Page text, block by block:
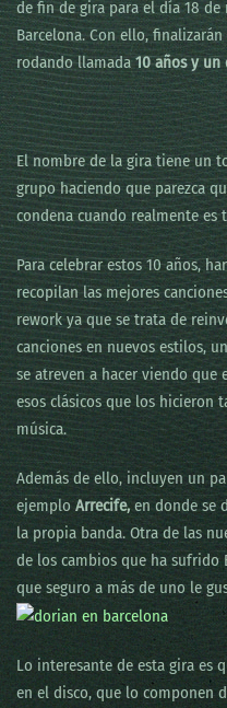
de fin de gira para el día 18
Barcelona. Con ello,
rodando llamada10 años y un
El nombre de la gira tiene un
grupo haciendo que parezca
condena cuando realmente
Para celebrar estos 10 años,
recopilan las mejores
rework ya que se trata de
canciones en nuevos estilos,
se atreven a hacer viendo
esos clásicos que los hicieron
música.
Además de ello, incluyen un
ejemplo Arrecife,en donde se
la propia banda. Otra de las
de los cambios que ha sufrido
que seguro a más de uno le
Lo interesante de esta gira es
en el disco, que lo componen